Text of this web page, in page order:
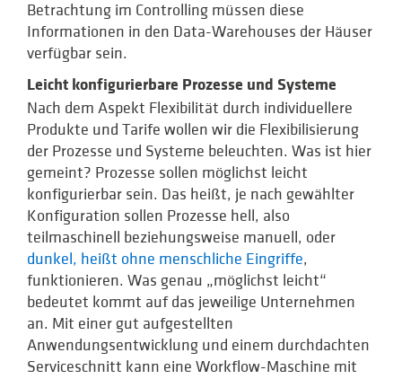
Betrachtung im Controlling müssen diese
Informationen in den Data-Warehouses der Häuser
verfügbar sein.
Leicht konfigurierbare Prozesse und Systeme
Nach dem Aspekt Flexibilität durch individuellere
Produkte und Tarife wollen wir die Flexibilisierung
der Prozesse und Systeme beleuchten. Was ist hier
gemeint? Prozesse sollen möglichst leicht
konfigurierbar sein. Das heißt, je nach gewählter
Konfiguration sollen Prozesse hell, also
teilmaschinell beziehungsweise manuell, oder
dunkel, heißt ohne menschliche Eingriffe,
funktionieren. Was genau „möglichst leicht“
bedeutet kommt auf das jeweilige Unternehmen
an. Mit einer gut aufgestellten
Anwendungsentwicklung und einem durchdachten
Serviceschnitt kann eine Workflow-Maschine mit